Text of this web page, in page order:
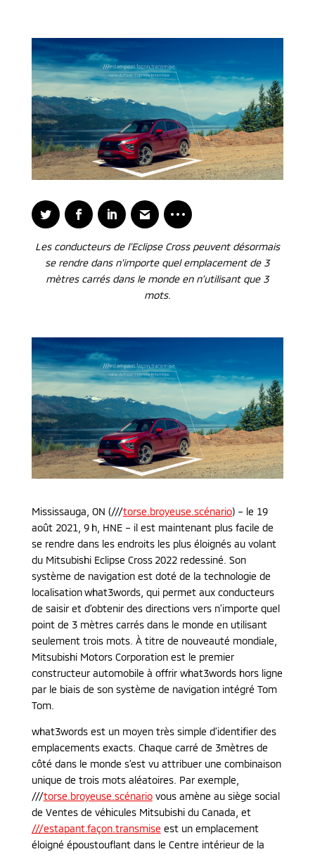
Les conducteurs de l’Eclipse Cross peuvent désormais
se rendre dans n’importe quel emplacement de 3
mètres carrés dans le monde en n’utilisant que 3
mots.
Mississauga, ON (///torse.broyeuse.scénario) – le 19
août 2021, 9 h, HNE – il est maintenant plus facile de
se rendre dans les endroits les plus éloignés au volant
du Mitsubishi Eclipse Cross 2022 redessiné. Son
système de navigation est doté de la technologie de
localisation what3words, qui permet aux conducteurs
de saisir et d’obtenir des directions vers n’importe quel
point de 3 mètres carrés dans le monde en utilisant
seulement trois mots. À titre de nouveauté mondiale,
Mitsubishi Motors Corporation est le premier
constructeur automobile à offrir what3words hors ligne
par le biais de son système de navigation intégré Tom
Tom.
what3words est un moyen très simple d’identifier des
emplacements exacts. Chaque carré de 3mètres de
côté dans le monde s’est vu attribuer une combinaison
unique de trois mots aléatoires. Par exemple,
///torse.broyeuse.scénariovous amène au siège social
de Ventes de véhicules Mitsubishi du Canada, et
///estapant.façon.transmise est un emplacement
éloigné époustouflant dans le Centre intérieur de la